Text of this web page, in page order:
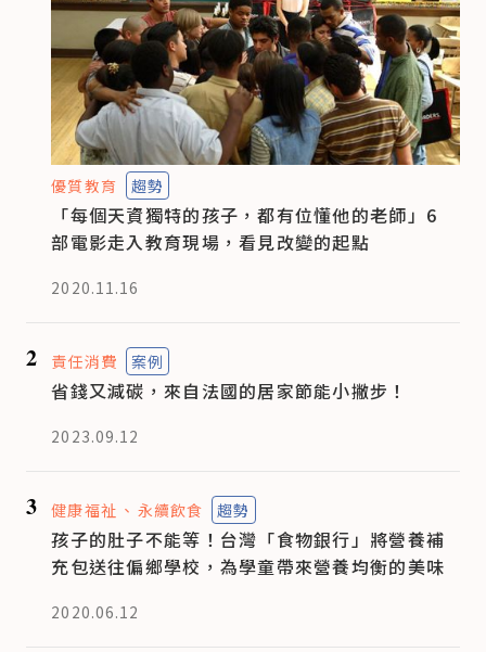
優質教育 趨勢
「每個天資獨特的孩子，都有位懂他的老師」6
部電影走入教育現場，看見改變的起點
2020.11.16
2 責任消費 案例
省錢又減碳，來自法國的居家節能小撇步！
2023.09.12
3 健康福祉 永續飲食 趨勢
孩子的肚子不能等！台灣「食物銀行」將營養補
充包送往偏鄉學校，為學童帶來營養均衡的美味
2020.06.12